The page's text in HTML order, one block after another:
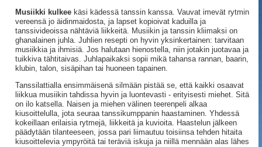
Musiikki kulkeekäsi kädessä tanssin kanssa. Vauvat imevät rytmin
vereensä jo äidinmaidosta, ja lapset kopioivat kaduilla ja
tanssivideoissa nähtäviä liikkeitä. Musiikin ja tanssin kliimaksi on
ghanalainen juhla. Juhlien resepti on hyvin yksinkertainen: tarvitaan
musiikkia ja ihmisiä. Jos halutaan hienostella, niin jotakin juotavaa ja
tuikkiva tähtitaivas. Juhlapaikaksi sopii mikä tahansa rannan, baarin,
klubin, talon, sisäpihan tai huoneen tapainen.
Tanssilattialla ensimmäisenä silmään pistää se, että kaikki osaavat
liikkua musiikin tahdissa hyvin ja luontevasti - erityisesti miehet. Sitä
on ilo katsella. Naisen ja miehen välinen teerenpeli alkaa
kiusoittelulla, jota seuraa tanssikumppanin haastaminen. Yhdessä
kokeillaan erilaisia rytmejä, liikkeitä ja kuvioita. Haastelun jälkeen
päädytään tilanteeseen, jossa pari liimautuu toisiinsa tehden hitaita
kiusoittelevia ympyröitä tai teräviä iskuja ja niillä mennään alas lähes